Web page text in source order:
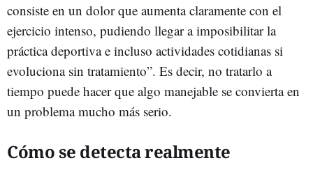
consiste en un dolor que aumenta claramente con el
ejercicio intenso, pudiendo llegar a imposibilitar la
práctica deportiva e incluso actividades cotidianas si
evoluciona sin tratamiento”. Es decir, no tratarlo a
tiempo puede hacer que algo manejable se convierta en
un problema mucho más serio.
Cómo se detecta realmente